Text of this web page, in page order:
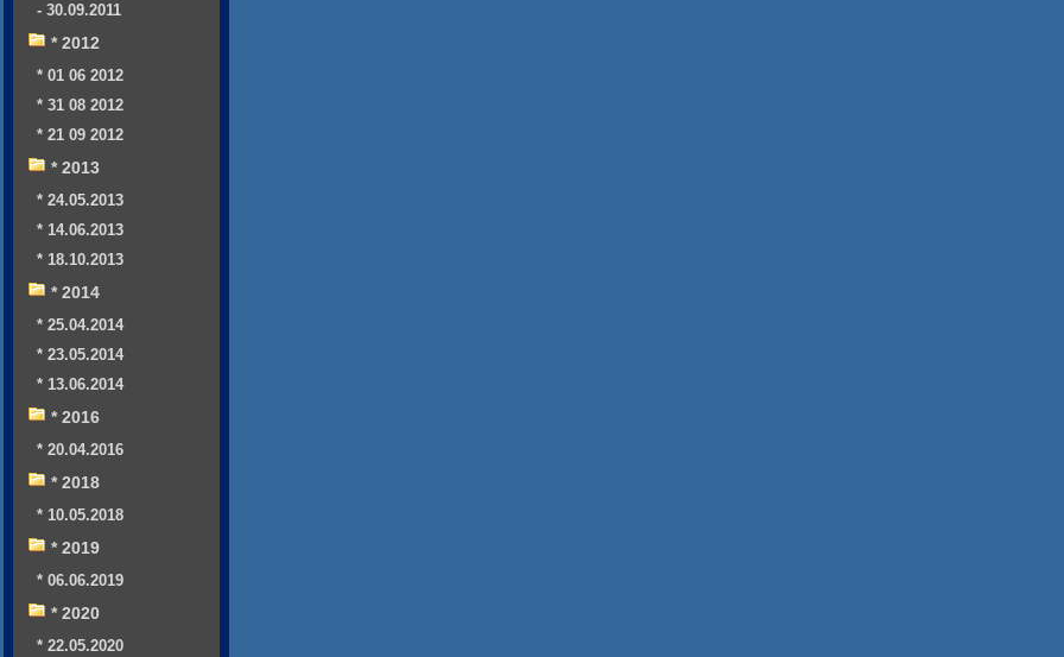
- 30.09.2011
* 2012
* 01 06 2012
* 31 08 2012
* 21 09 2012
* 2013
* 24.05.2013
* 14.06.2013
* 18.10.2013
* 2014
* 25.04.2014
* 23.05.2014
* 13.06.2014
* 2016
* 20.04.2016
* 2018
* 10.05.2018
* 2019
* 06.06.2019
* 2020
* 22.05.2020